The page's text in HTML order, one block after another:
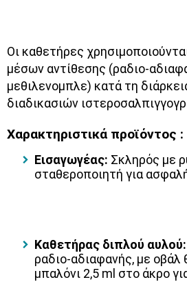
Οι καθετήρες
μέσων αντίθεσης (ραδιο-
μεθιλενομπλε) κατά τη
διαδικασιών
Χαρακτηριστικά προϊόντος :
Εισαγωγέας: Σκληρός με
σταθεροποιητή για
Καθετήρας διπλού αυλού:
ραδιο-αδιαφανής, με οβάλ
μπαλόνι 2,5 ml στο άκρο